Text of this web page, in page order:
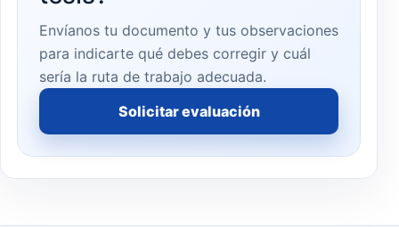
Envíanos tu documento y tus observaciones
para indicarte qué debes corregir y cuál
sería la ruta de trabajo adecuada.
Solicitar evaluación